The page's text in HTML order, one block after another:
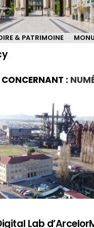
& PATRIMOINE
:
Lab